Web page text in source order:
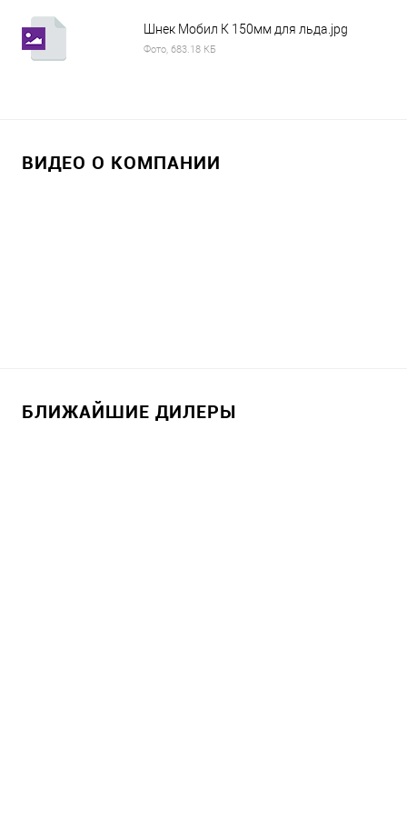
Шнек Мобил К 150мм для льда.jpg
Фото, 683.18 КБ
ВИДЕО О КОМПАНИИ
БЛИЖАЙШИЕ ДИЛЕРЫ